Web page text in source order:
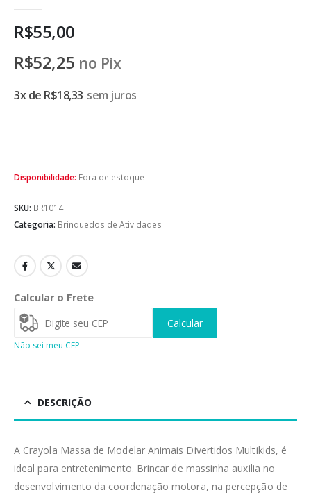
R$55,00
R$52,25 no Pix
3x de R$18,33 sem juros
Disponibilidade: Fora de estoque
SKU: BR1014
Categoria: Brinquedos de Atividades
Calcular o Frete
Calcular
Não sei meu CEP
DESCRIÇÃO
A Crayola Massa de Modelar Animais Divertidos Multikids, é
ideal para entretenimento. Brincar de massinha auxilia no
desenvolvimento da coordenação motora, na percepção de